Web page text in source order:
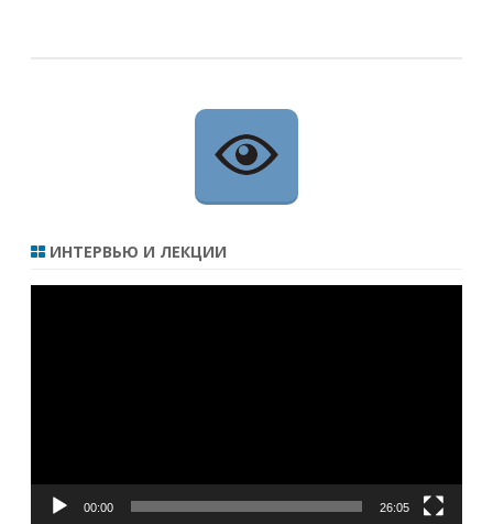
ИНТЕРВЬЮ И ЛЕКЦИИ
Видеоплеер
00:00 26:05